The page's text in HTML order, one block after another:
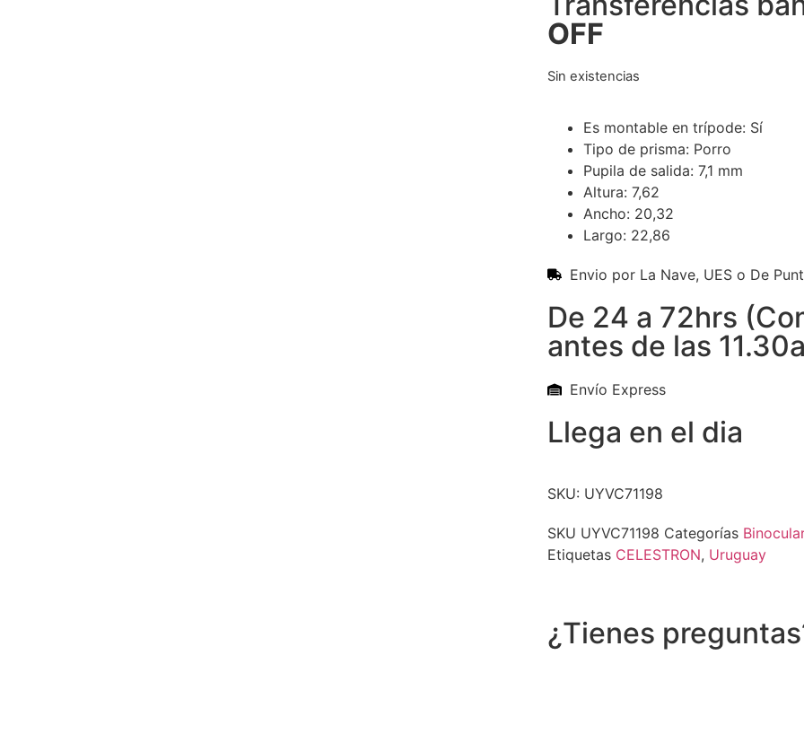
OFF
Sin existencias
Es montable en trípode: Sí
Tipo de prisma: Porro
Pupila de salida: 7,1 mm
Altura: 7,62
Ancho: 20,32
Largo: 22,86
Envio por La Nave, UES o De
De 24 a 72hrs
antes de las
Envío Express
Llega en el dia
SKU: UYVC71198
SKU UYVC71198 Categorías
Etiquetas CELESTRON, Uruguay
¿Tienes